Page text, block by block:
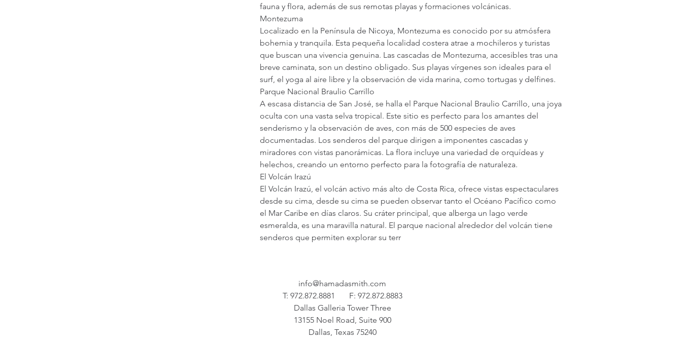
fauna y flora, además de sus remotas playas y formaciones volcánicas.
Montezuma
Localizado en la Península de Nicoya, Montezuma es conocido por su atmósfera
bohemia y tranquila. Esta pequeña localidad costera atrae a mochileros y turistas
que buscan una vivencia genuina. Las cascadas de Montezuma, accesibles tras una
breve caminata, son un destino obligado. Sus playas vírgenes son ideales para el
surf, el yoga al aire libre y la observación de vida marina, como tortugas y delfines.
Parque Nacional Braulio Carrillo
A escasa distancia de San José, se halla el Parque Nacional Braulio Carrillo, una joya
oculta con una vasta selva tropical. Este sitio es perfecto para los amantes del
senderismo y la observación de aves, con más de 500 especies de aves
documentadas. Los senderos del parque dirigen a imponentes cascadas y
miradores con vistas panorámicas. La flora incluye una variedad de orquídeas y
helechos, creando un entorno perfecto para la fotografía de naturaleza.
El Volcán Irazú
El Volcán Irazú, el volcán activo más alto de Costa Rica, ofrece vistas espectaculares
desde su cima, desde su cima se pueden observar tanto el Océano Pacífico como
el Mar Caribe en días claros. Su cráter principal, que alberga un lago verde
esmeralda, es una maravilla natural. El parque nacional alrededor del volcán tiene
senderos que permiten explorar su terr
info@hamadasmith.com
T: 972.872.8881
F: 972.872.8883
Dallas Galleria Tower Three
13155 Noel Road, Suite 900
Dallas, Texas 75240